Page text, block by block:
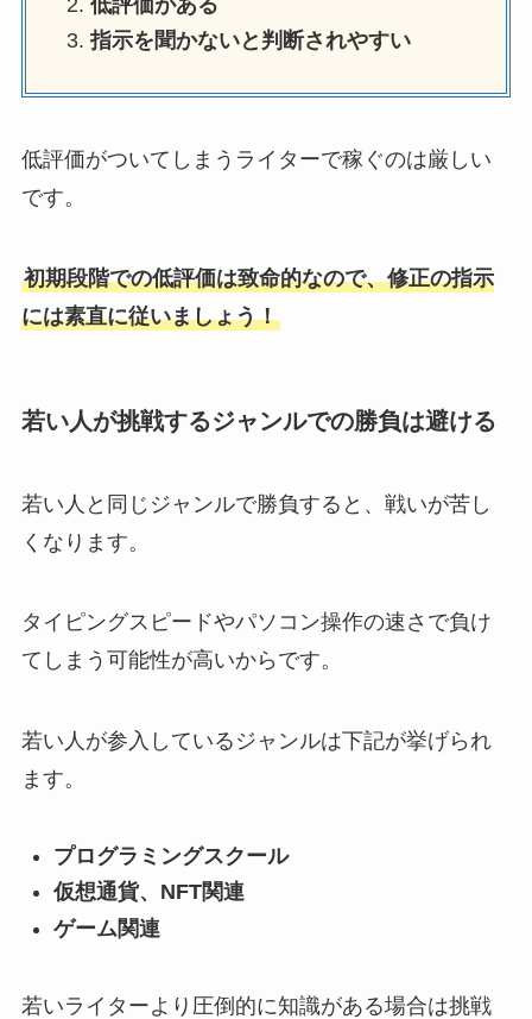
指示を聞かないと判断されやすい
低評価がついてしまうライターで稼ぐのは厳しい
です。
初期段階での低評価は致命的なので、修正の指示
には素直に従いましょう！
若い人が挑戦するジャンルでの勝負は避ける
若い人と同じジャンルで勝負すると、戦いが苦し
くなります。
タイピングスピードやパソコン操作の速さで負け
てしまう可能性が高いからです。
若い人が参入しているジャンルは下記が挙げられ
ます。
プログラミングスクール
仮想通貨、NFT関連
ゲーム関連
若いライターより圧倒的に知識がある場合は挑戦